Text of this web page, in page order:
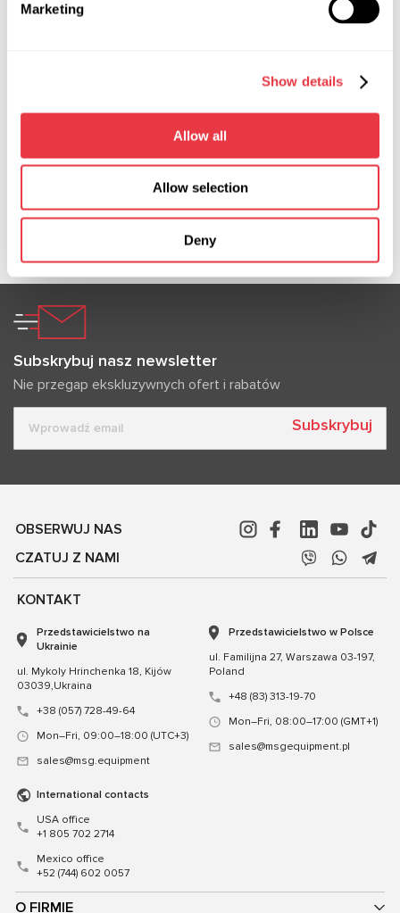
Marketing
Show details
Allow all
Allow selection
Deny
Płyn roboczy ATF DEXRON II
układu stanowiska, bar
przepływ, l/min
Źródło zasilania
trójfazowa sieć
Subskrybuj nasz newsletter
Nie przegap ekskluzywnych ofert i rabatów
Subskrybuj
OBSERWUJ NAS
CZATUJ Z NAMI
O FIRMIE
KONTAKT
Przedstawicielstwo na
Ukrainie
ul. Mykoly Hrinchenka 18, Kijów
03039,Ukraina
+38 (057) 728-49-64
Mon–Fri, 09:00–18:00 (UTC+3)
sales@msg.equipment
Przedstawicielstwo w Polsce
ul. Familijna 27, Warszawa 03-197,
Poland
+48 (83) 313-19-70
Mon–Fri, 08:00–17:00 (GMT+1)
sales@msgequipment.pl
International contacts
USA office
+1 805 702 2714
Mexico office
+52 (744) 602 0057